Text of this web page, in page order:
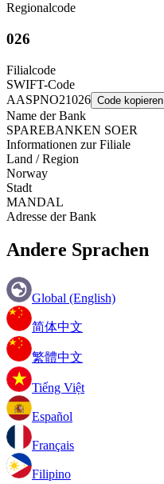
Regionalcode
026
Filialcode
SWIFT-Code
AASPNO21026 Code kopieren
Name der Bank
SPAREBANKEN SOER
Informationen zur Filiale
Land / Region
Norway
Stadt
MANDAL
Adresse der Bank
Andere Sprachen
Global (English)
简体中文
繁體中文
Tiếng Việt
Español
Français
Filipino